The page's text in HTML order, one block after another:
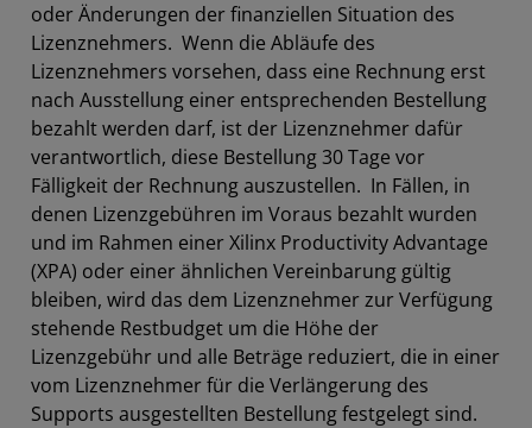
oder Änderungen der finanziellen Situation des
Lizenznehmers. Wenn die Abläufe des
Lizenznehmers vorsehen, dass eine Rechnung erst
nach Ausstellung einer entsprechenden Bestellung
bezahlt werden darf, ist der Lizenznehmer dafür
verantwortlich, diese Bestellung 30 Tage vor
Fälligkeit der Rechnung auszustellen. In Fällen, in
denen Lizenzgebühren im Voraus bezahlt wurden
und im Rahmen einer Xilinx Productivity Advantage
(XPA) oder einer ähnlichen Vereinbarung gültig
bleiben, wird das dem Lizenznehmer zur Verfügung
stehende Restbudget um die Höhe der
Lizenzgebühr und alle Beträge reduziert, die in einer
vom Lizenznehmer für die Verlängerung des
Supports ausgestellten Bestellung festgelegt sind.